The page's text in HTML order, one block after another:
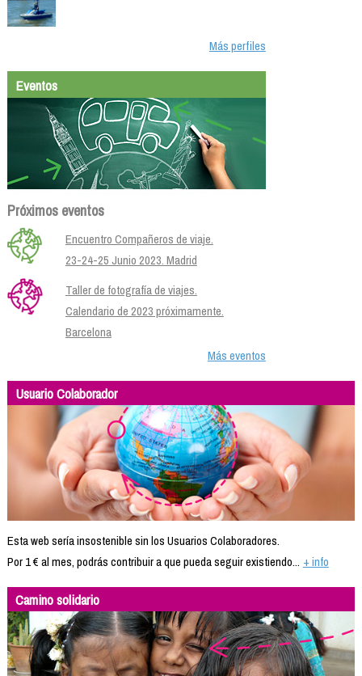
Más perfiles
Eventos
Próximos eventos
Encuentro Compañeros de viaje.
23-24-25 Junio 2023. Madrid
Taller de fotografía de viajes.
Calendario de 2023 próximamente.
Barcelona
Más eventos
Usuario Colaborador
Esta web sería insostenible sin los Usuarios Colaboradores.
Por 1 € al mes, podrás contribuir a que pueda seguir existiendo... + info
Camino solidario